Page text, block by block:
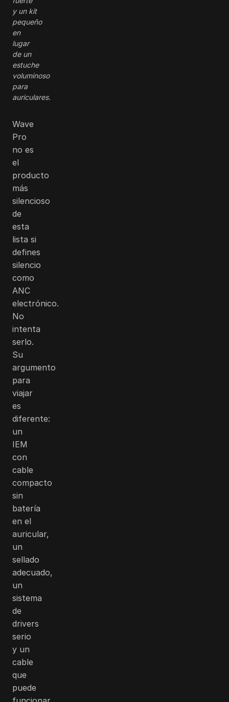
y un kit
pequeño
en
lugar
de un
estuche
voluminoso
para
auriculares.
Wave
Pro
no es
el
producto
más
silencioso
de
esta
lista si
defines
silencio
como
ANC
electrónico.
No
intenta
serlo.
Su
argumento
para
viajar
es
diferente:
un
IEM
con
cable
compacto
sin
batería
en el
auricular,
un
sellado
adecuado,
un
sistema
de
drivers
serio
y un
cable
que
puede